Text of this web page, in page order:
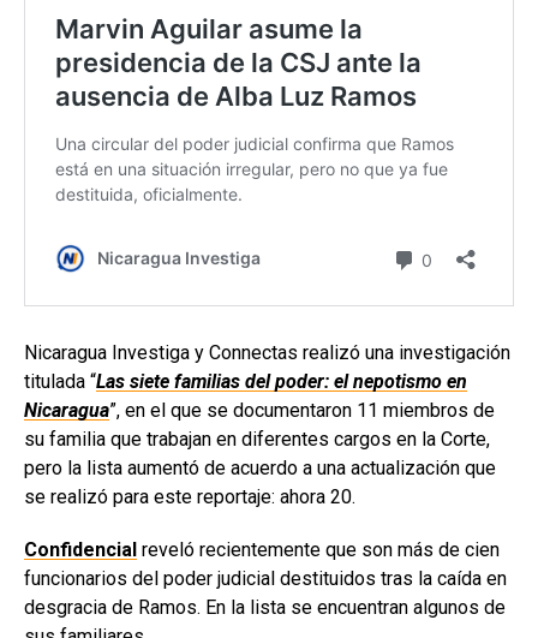
Nicaragua Investiga y Connectas realizó una investigación
titulada “Las siete familias del poder: el nepotismo en
Nicaragua”, en el que se documentaron 11 miembros de
su familia que trabajan en diferentes cargos en la Corte,
pero la lista aumentó de acuerdo a una actualización que
se realizó para este reportaje: ahora 20.
Confidencial reveló recientemente que son más de cien
funcionarios del poder judicial destituidos tras la caída en
desgracia de Ramos. En la lista se encuentran algunos de